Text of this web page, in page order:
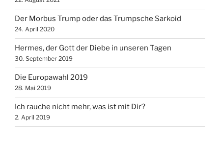
Der Morbus Trump oder das Trumpsche Sarkoid
24. April 2020
Hermes, der Gott der Diebe in unseren Tagen
30. September 2019
Die Europawahl 2019
28. Mai 2019
Ich rauche nicht mehr, was ist mit Dir?
2. April 2019